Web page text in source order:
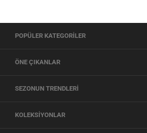
POPÜLER KATEGORİLER
ÖNE ÇIKANLAR
SEZONUN TRENDLERİ
KOLEKSİYONLAR